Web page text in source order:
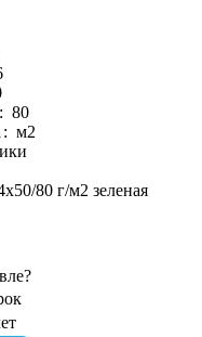
: 80
: м2
80 г/м2 зеленая